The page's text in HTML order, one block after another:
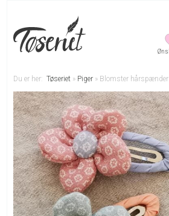
Du er her:Tøseriet » Piger » Blomster hårspænder